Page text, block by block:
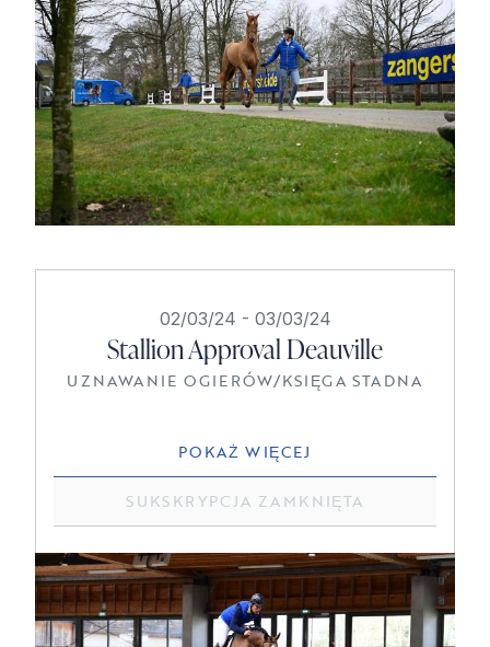
02/03/24 - 03/03/24
Stallion Approval Deauville
UZNAWANIE OGIERÓW/KSIĘGA STADNA
POKAŻ WIĘCEJ
SUKSKRYPCJA ZAMKNIĘTA